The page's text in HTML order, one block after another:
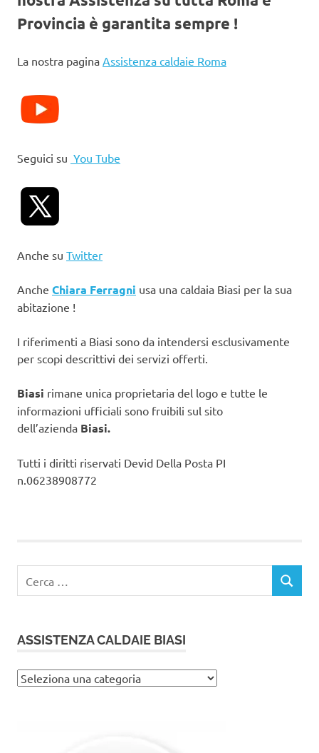
Provincia è garantita sempre !
La nostra pagina Assistenza caldaie Roma
Seguici su You Tube
Anche su Twitter
Anche Chiara Ferragni usa una caldaia Biasi per la sua
abitazione !
I riferimenti a Biasi sono da intendersi esclusivamente
per scopi descrittivi dei servizi offerti.
Biasi rimane unica proprietaria del logo e tutte le
informazioni ufficiali sono fruibili sul sito
dell’azienda Biasi.
Tutti i diritti riservati Devid Della Posta PI
n.06238908772
per:
CERCA
ASSISTENZA CALDAIE BIASI
Assistenza